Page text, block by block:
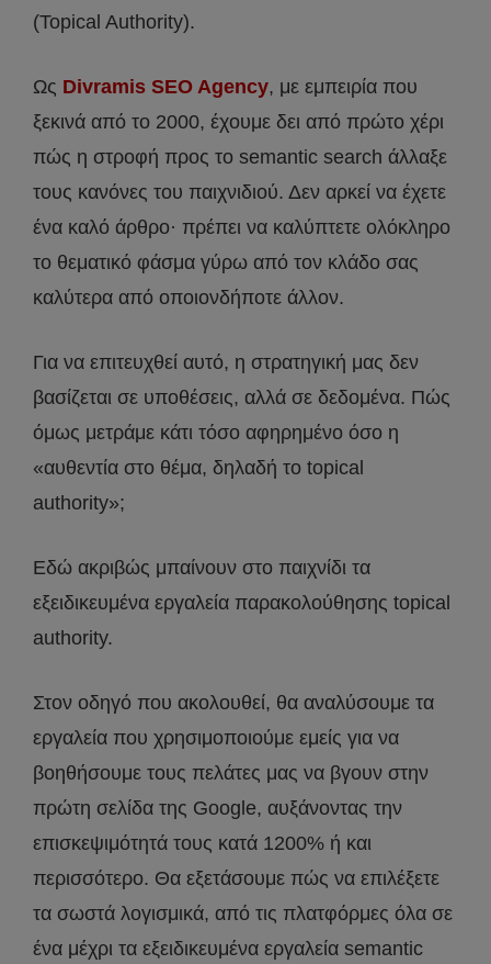
(Topical Authority).
Ως Divramis SEO Agency, με εμπειρία που
ξεκινά από το 2000, έχουμε δει από πρώτο χέρι
πώς η στροφή προς το semantic search άλλαξε
τους κανόνες του παιχνιδιού. Δεν αρκεί να έχετε
ένα καλό άρθρο· πρέπει να καλύπτετε ολόκληρο
το θεματικό φάσμα γύρω από τον κλάδο σας
καλύτερα από οποιονδήποτε άλλον.
Για να επιτευχθεί αυτό, η στρατηγική μας δεν
βασίζεται σε υποθέσεις, αλλά σε δεδομένα. Πώς
όμως μετράμε κάτι τόσο αφηρημένο όσο η
«αυθεντία στο θέμα, δηλαδή το topical
authority»;
Εδώ ακριβώς μπαίνουν στο παιχνίδι τα
εξειδικευμένα εργαλεία παρακολούθησης topical
authority.
Στον οδηγό που ακολουθεί, θα αναλύσουμε τα
εργαλεία που χρησιμοποιούμε εμείς για να
βοηθήσουμε τους πελάτες μας να βγουν στην
πρώτη σελίδα της Google, αυξάνοντας την
επισκεψιμότητά τους κατά 1200% ή και
περισσότερο. Θα εξετάσουμε πώς να επιλέξετε
τα σωστά λογισμικά, από τις πλατφόρμες όλα σε
ένα μέχρι τα εξειδικευμένα εργαλεία semantic